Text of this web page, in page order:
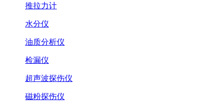
推拉力计
水分仪
油质分析仪
检漏仪
超声波探伤仪
磁粉探伤仪